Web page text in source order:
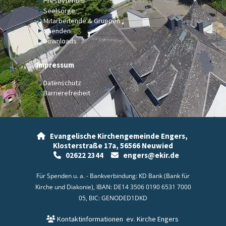
Seelsorge
Mitarbeitende & Gruppen
Spenden
Downloads
Impressum
Datenschutz
Barrierefreiheit

Evangelische Kirchengemeinde Engers,
Klosterstraße 17a, 56566 Neuwied
02622 2344 engers@ekir.de
Für Spenden u. a. - Bankverbindung: KD Bank (Bank für
Kirche und Diakonie), IBAN: DE14 3506 0190 6531 7000
05, BIC: GENODED1DKD
Kontaktinformationen ev. Kirche Engers